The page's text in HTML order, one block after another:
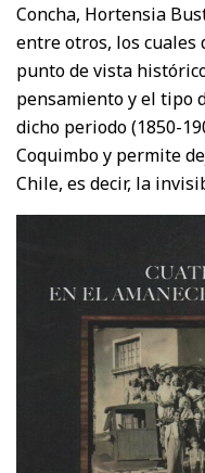
Concha, Hortensia
entre otros, los cuales
punto de vista
pensamiento y el tipo
dicho periodo (1850-
Coquimbo y permite
Chile, es decir, la